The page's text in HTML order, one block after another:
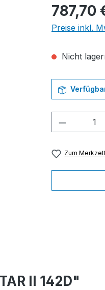
Regulärer
787,70
Preise inkl.
Nicht
Zum
II 142D"